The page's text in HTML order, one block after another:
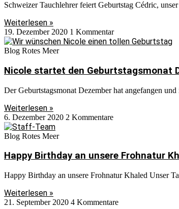
Schweizer Tauchlehrer feiert Geburtstag Cédric,
Weiterlesen »
19. Dezember 2020 1 Kommentar
Blog Rotes Meer
Nicole startet den Geburtstagsmonat
Der Geburtstagsmonat Dezember hat angefangen
Weiterlesen »
6. Dezember 2020 2 Kommentare
Blog Rotes Meer
Happy Birthday an unsere Frohnatur
Happy Birthday an unsere Frohnatur Khaled Unser
Weiterlesen »
21. September 2020 4 Kommentare